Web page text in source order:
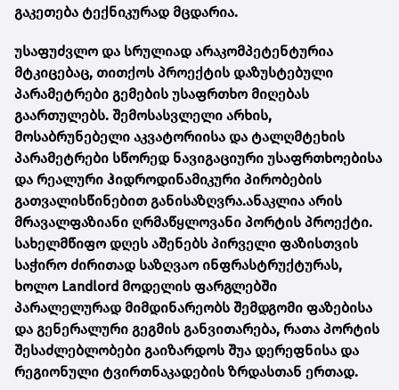
გაკეთება ტექნიკურად მცდარია.
უსაფუძვლო და სრულიად არაკომპეტენტურია
მტკიცებაც, თითქოს პროექტის დაზუსტებული
პარამეტრები გემების უსაფრთხო მიღებას
გაართულებს. შემოსასვლელი არხის,
მოსაბრუნებელი აკვატორიისა და ტალღმტეხის
პარამეტრები სწორედ ნავიგაციური უსაფრთხოებისა
და რეალური ჰიდროდინამიკური პირობების
გათვალისწინებით განისაზღვრა.ანაკლია არის
მრავალფაზიანი ღრმაწყლოვანი პორტის პროექტი.
სახელმწიფო დღეს აშენებს პირველი ფაზისთვის
საჭირო ძირითად საზღვაო ინფრასტრუქტურას,
ხოლო Landlord მოდელის ფარგლებში
პარალელურად მიმდინარეობს შემდგომი ფაზებისა
და გენერალური გეგმის განვითარება, რათა პორტის
შესაძლებლობები გაიზარდოს შუა დერეფნისა და
რეგიონული ტვირთნაკადების ზრდასთან ერთად.